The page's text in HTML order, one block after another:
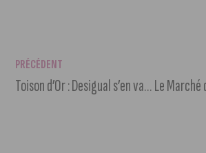
PRÉCÉDENT
Toison d’Or : Desigual s’en va, Courir fait son retour